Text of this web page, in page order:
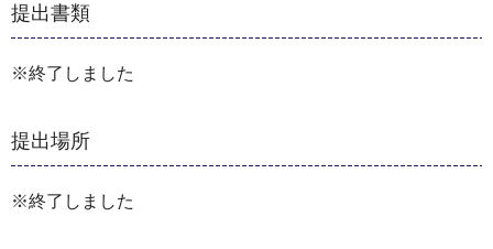
提出書類
※終了しました
提出場所
※終了しました